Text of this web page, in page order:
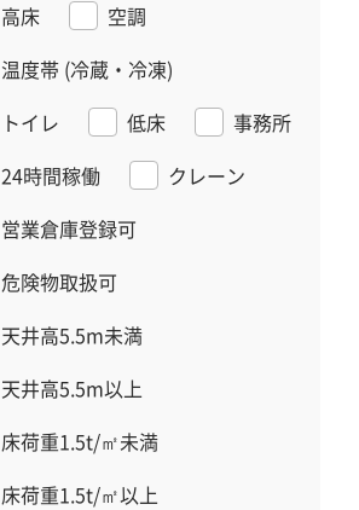
高床
空調
温度帯 (冷蔵・冷凍)
トイレ
低床
事務所
24時間稼働
クレーン
営業倉庫登録可
危険物取扱可
天井高5.5m未満
天井高5.5m以上
床荷重1.5t/㎡未満
床荷重1.5t/㎡以上